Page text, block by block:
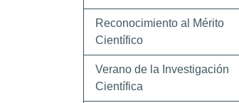
Reconocimiento al Mérito
Científico
Verano de la Investigación
Científica